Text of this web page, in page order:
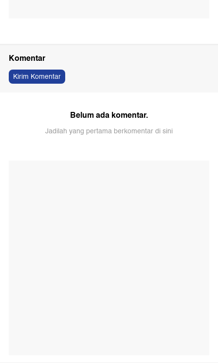
Komentar
Kirim Komentar
Belum ada komentar.
Jadilah yang pertama berkomentar di sini